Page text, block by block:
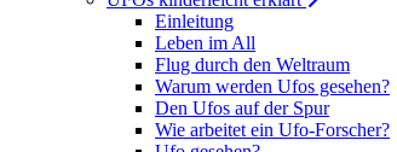
Einleitung
Leben im All
Flug durch den Weltraum
Warum werden Ufos gesehen?
Den Ufos auf der Spur
Wie arbeitet ein Ufo-Forscher?